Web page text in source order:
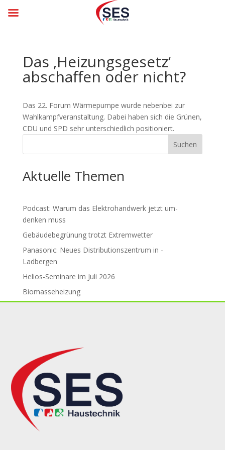
Das ‚Heizungsgesetz‘
abschaffen oder nicht?
Das 22. Forum Wärmepumpe wurde nebenbei zur
Wahlkampfveranstaltung. Dabei haben sich die Grünen,
CDU und SPD sehr unterschiedlich positioniert.
Suchen
Aktuelle Themen
Podcast: Warum das Elektro­hand­werk jetzt um­
den­ken muss
Gebäude­be­grü­nung trotzt Ex­trem­wet­ter
Panasonic: Neues Distributions­zent­rum in ­
Ladbergen
Helios-Seminare im Juli 2026
Biomasseheizung